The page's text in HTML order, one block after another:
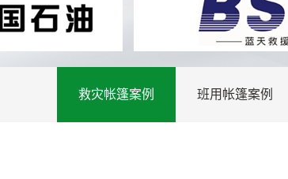
救灾帐篷案例 班用帐篷案例